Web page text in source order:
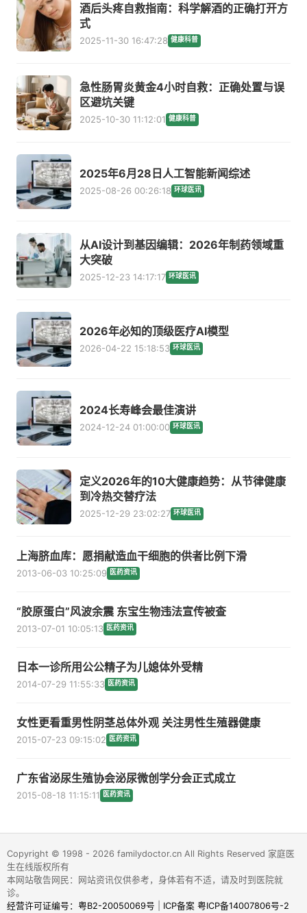
酒后头疼自救指南：科学解酒的正确打开方
式
2025-11-30 16:47:28 健康科普
急性肠胃炎黄金4小时自救：正确处置与误
区避坑关键
2025-10-30 11:12:01 健康科普
2025年6月28日人工智能新闻综述
2025-08-26 00:26:18 环球医讯
从AI设计到基因编辑：2026年制药领域重
大突破
2025-12-23 14:17:17 环球医讯
2026年必知的顶级医疗AI模型
2026-04-22 15:18:53 环球医讯
2024长寿峰会最佳演讲
2024-12-24 01:00:00 环球医讯
定义2026年的10大健康趋势：从节律健康
到冷热交替疗法
2025-12-29 23:02:27 环球医讯
上海脐血库：愿捐献造血干细胞的供者比例下滑
2013-06-03 10:25:09 医药资讯
“胶原蛋白”风波余震 东宝生物违法宣传被查
2013-07-01 10:05:13 医药资讯
日本一诊所用公公精子为儿媳体外受精
2014-07-29 11:55:33 医药资讯
女性更看重男性阴茎总体外观 关注男性生殖器健康
2015-07-23 09:15:02 医药资讯
广东省泌尿生殖协会泌尿微创学分会正式成立
2015-08-18 11:15:11 医药资讯
Copyright © 1998 - 2026 familydoctor.cn All Rights Reserved 家庭医
生在线版权所有
本网站敬告网民：网站资讯仅供参考，身体若有不适，请及时到医院就
诊。
经营许可证编号：粤B2-20050069号
ICP备案 粤ICP备14007806号-2